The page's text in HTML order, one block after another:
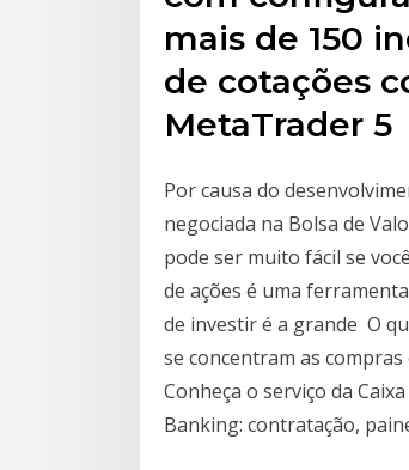
mais de 150
de cotações
MetaTrader 5
Por causa do
negociada na Bolsa de
pode ser muito fácil se
de ações é uma
de investir é a grande O
se concentram as
Conheça o serviço da
Banking: contratação,